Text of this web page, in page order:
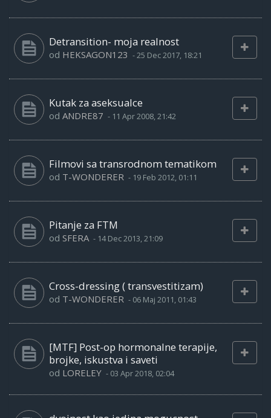
Detransition- moja realnost
od HEKSAGON123 -25 Dec 2017, 18:21
Kutak za aseksualce
od ANDRE87 - 11 Apr 2008, 21:42
Filmovi sa transrodnom tematikom
od T-WONDERER - 19 Feb 2012, 01:11
Pitanje za FTM
od SFERA - 14 Dec 2013, 21:09
Cross-dressing ( transvestitizam)
od T-WONDERER - 06 Maj 2011, 01:43
[MTF] Post-op hormonalne terapije,
brojke, iskustva i saveti
od LORELEY - 03 Apr 2018, 02:04